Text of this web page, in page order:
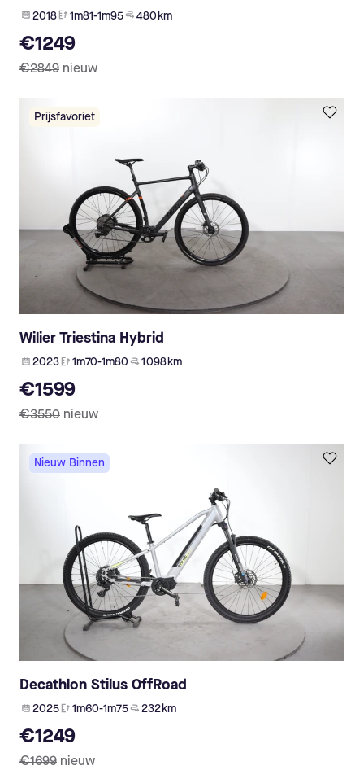
2018 1m81-1m95 480 km
€1249
€2849 nieuw
Prijsfavoriet
Wilier Triestina Hybrid
2023 1m70-1m80 1 098 km
€1599
€3550 nieuw
Nieuw Binnen
Decathlon Stilus OffRoad
2025 1m60-1m75 232 km
€1249
€1699 nieuw